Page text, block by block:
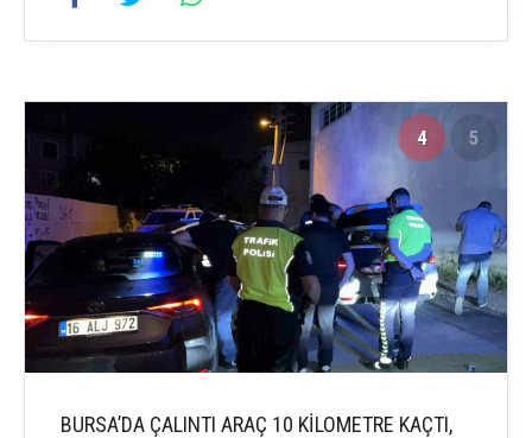
4 5
BURSA’DA ÇALINTI ARAÇ 10 KİLOMETRE KAÇTI,